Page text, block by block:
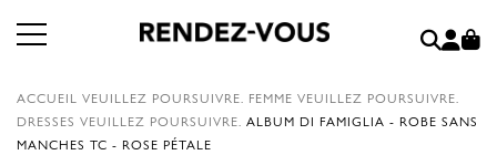
ACCUEIL VEUILLEZ POURSUIVRE. FEMME VEUILLEZ POURSUIVRE.
DRESSES VEUILLEZ POURSUIVRE. ALBUM DI FAMIGLIA - ROBE SANS
MANCHES TC - ROSE PÉTALE